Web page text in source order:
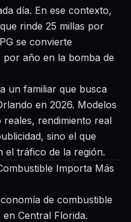
día. En ese contexto,
rinde 25 millas por
se convierte
año en la bomba de
un familiar que busca
en 2026. Modelos
rendimiento real
sino el que
el tráfico de la región.
Importa Más
de combustible
Central Florida.